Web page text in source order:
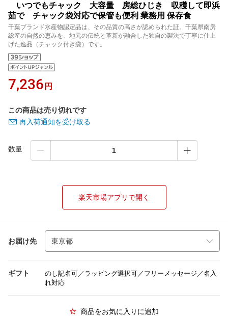
いつでもチャック 大容量 房総ひじき 収穫して即浜
茹で チャック袋対応で保管も便利 業務用 保存食
千葉ブランド水産物認定品は、その品質の高さが認められた証。千葉県南房
総産の自然の恵みを、地元の伝統と革新が融合した独自の製法で丁寧に仕上
げた逸品（チャック付き袋）です。
7,236 円
この商品は売り切れです
再入荷通知を受け取る
数量
楽天市場アプリで開く
お届け先
ギフト
のし記名可／ラッピング選択可／フリーメッセージ／名入
れ対応
商品をお気に入りに追加